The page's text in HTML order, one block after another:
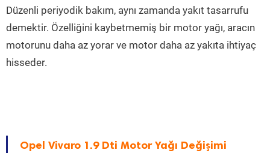
Düzenli periyodik bakım, aynı zamanda yakıt tasarrufu
demektir. Özelliğini kaybetmemiş bir motor yağı, aracın
motorunu daha az yorar ve motor daha az yakıta ihtiyaç
hisseder.
Opel Vivaro 1.9 Dti Motor Yağı Değişimi